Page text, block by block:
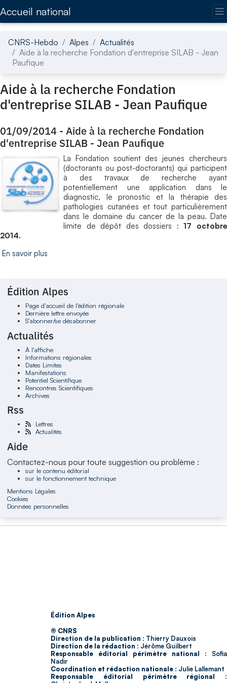
Accueil national
CNRS-Hebdo Alpes
Actualités
Aide à la recherche Fondation d'entreprise SILAB - Jean
Paufique
Aide à la recherche Fondation
d'entreprise SILAB - Jean Paufique
01/09/2014 - Aide à la recherche Fondation
d'entreprise SILAB - Jean Paufique
La Fondation soutient des jeunes chercheurs
(doctorants ou post-doctorants) qui participent
à des travaux de recherche ayant
potentiellement une application dans le
diagnostic, le pronostic et la thérapie des
pathologies cutanées et tout particulièrement
dans le domaine du cancer de la peau. Date
limite de dépôt des dossiers :17 octobre
2014.
En savoir plus
Édition Alpes
Page d'accueil de l'édition régionale
Dernière lettre envoyée
S'abonner/se désabonner
Actualités
À l'affiche
Informations régionales
Dates Limites
Manifestations
Potentiel Scientifique
Rencontres Scientifiques
Archives
Rss
Lettres
Actualités
Aide
Contactez-nous pour toute suggestion ou problème :
sur le contenu éditorial
sur le fonctionnement technique
Mentions Légales
Cookies
Données personnelles
Édition Alpes
© CNRS
Direction de la publication : Thierry Dauxois
Direction de la rédaction : Jérôme Guilbert
Responsable éditorial périmètre national : Sofia
Nadir
Coordination et rédaction nationale : Julie Lallemant
Responsable éditorial périmètre régional :